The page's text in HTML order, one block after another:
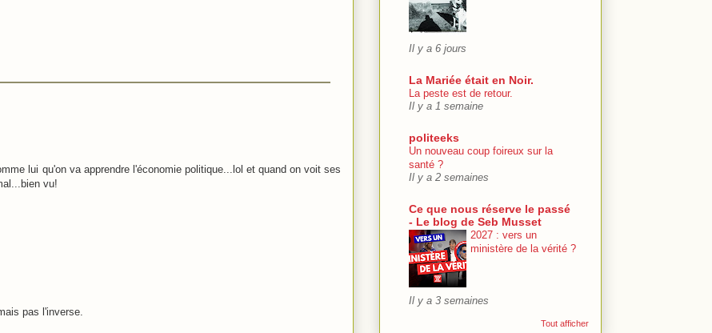
lui qu'on va apprendre l'économie politique...lol et quand on voit ses
vu!
pas l'inverse.
Il y a 6 jours
La Mariée était en Noir.
La peste est de retour.
Il y a 1 semaine
politeeks
Un nouveau coup foireux sur la
santé ?
Il y a 2 semaines
Ce que nous réserve le passé
- Le blog de Seb Musset
2027 : vers un
ministère de la vérité ?
Il y a 3 semaines
Tout afficher